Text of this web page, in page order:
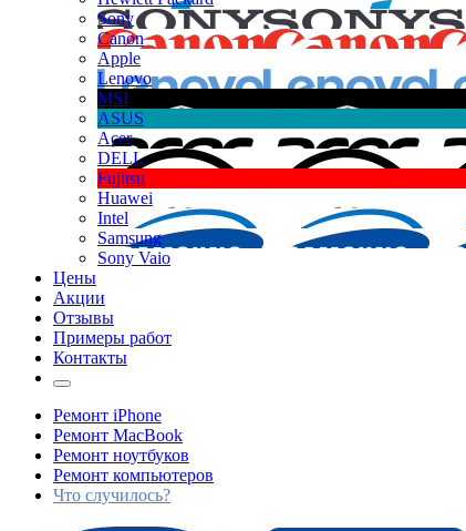
Sony
Canon
Apple
Lenovo
MSI
ASUS
Acer
DELL
Fujitsu
Huawei
Intel
Samsung
Sony Vaio
Цены
Акции
Отзывы
Примеры работ
Контакты
Ремонт iPhone
Ремонт MacBook
Ремонт ноутбуков
Ремонт компьютеров
Что случилось?